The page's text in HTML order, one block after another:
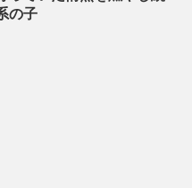
の子